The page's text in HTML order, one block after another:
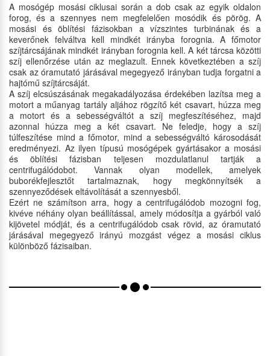
A mosógép mosási ciklusai során a dob csak az egyik oldalon
forog, és a szennyes nem megfelelően mosódik és pörög. A
mosási és öblítési fázisokban a vízszintes turbinának és a
keverőnek felváltva kell mindkét irányba forognia. A főmotor
szíjtárcsájának mindkét irányban forognia kell. A két tárcsa közötti
szíj ellenőrzése után az meglazult. Ennek következtében a szíj
csak az óramutató járásával megegyező irányban tudja forgatni a
hajtómű szíjtárcsáját.
A szíj elcsúszásának megakadályozása érdekében lazítsa meg a
motort a műanyag tartály aljához rögzítő két csavart, húzza meg
a motort és a sebességváltót a szíj megfeszítéséhez, majd
azonnal húzza meg a két csavart. Ne feledje, hogy a szíj
túlfeszítése mind a főmotor, mind a sebességváltó károsodását
eredményezi. Az ilyen típusú mosógépek gyártásakor a mosási
és öblítési fázisban teljesen mozdulatlanul tartják a
centrifugálódobot. Vannak olyan modellek, amelyek
buborékfejlesztőt tartalmaznak, hogy megkönnyítsék a
szennyeződések eltávolítását a szennyesből.
Ezért ne számítson arra, hogy a centrifugálódob mozogni fog,
kivéve néhány olyan beállítással, amely módosítja a gyárból való
kijövetel módját, és a centrifugálódob csak rövid, az óramutató
járásával megegyező irányú mozgást végez a mosási ciklus
különböző fázisaiban.